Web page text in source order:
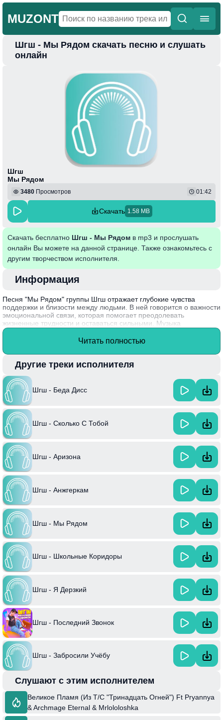
MUZONT
Главная
Шгш - Мы Рядом скачать песню и слушать
онлайн
Шгш
Мы Рядом
3480 Просмотров 01:42
Скачать 1.58 MB
Скачать бесплатно Шгш - Мы Рядом в mp3 и прослушать
онлайн Вы можете на данной странице. Также ознакомьтесь с
другим творчеством исполнителя.
Информация
Песня "Мы Рядом" группы Шгш отражает глубокие чувства
поддержки и близости между людьми. В ней говорится о важности
эмоциональной связи, которая помогает преодолевать
жизненные трудности и оставаться сильными. Музыка
объединяет людей, напоминая о том, что настоящая дружба и
любовь способны преодолеть любые преграды. Композиция
многих слушателей.
Интересный факт: группа Шгш была основана в 2017 году и
быстро завоевала популярность благодаря уникальному
сочетанию мелодичного звучания и текстов, затрагивающих
важные вопросы отношений в современном обществе.
Читать полностью
Другие треки исполнителя
Шгш - Беда Дисс
Шгш - Сколько С Тобой
Шгш - Аризона
Шгш - Анжгеркам
Шгш - Мы Рядом
Шгш - Школьные Коридоры
Шгш - Я Дерзкий
Шгш - Последний Звонок
Шгш - Забросили Учёбу
Слушают с этим исполнителем
Великое Пламя (Из Т/C "Тринадцать Огней") Ft Pryannya
& Archmage Eternal & Mrlololoshka